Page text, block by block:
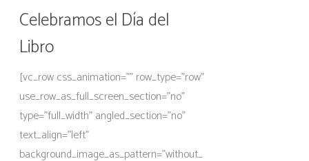
Celebramos el Día del
Libro
[vc_row css_animation="" row_type="row"
use_row_as_full_screen_section="no"
type="full_width" angled_section="no"
text_align="left"
background_image_as_pattern="without_